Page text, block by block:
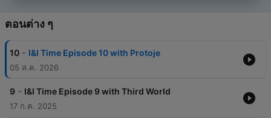
ตอนต่าง ๆ
10 - I&I Time Episode 10 with Protoje
05 ส.ค. 2026
9 - I&I Time Episode 9 with Third World
17 ก.ค. 2025